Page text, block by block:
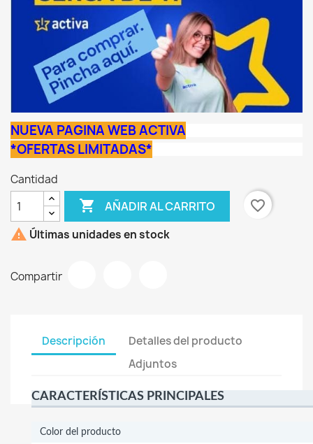
NUEVA PAGINA WEB ACTIVA
*OFERTAS LIMITADAS*
Cantidad
 AÑADIR AL CARRITO
favorite_border
 Últimas unidades en stock
Compartir
Descripción
Detalles del producto
Adjuntos
CARACTERÍSTICAS PRINCIPALES
Color del producto